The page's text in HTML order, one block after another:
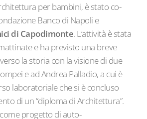
per bambini, è stato co-
Banco di Napoli e
di Capodimonte. L’attività è stata
e ha previsto una breve
la storia con la visione di due
e ad Andrea Palladio, a cui è
laboratoriale che si è concluso
di un “diploma di Architettura”.
come progetto di auto-